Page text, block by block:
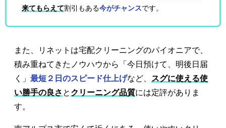
来てもらえて割引もある今がチャンスです。
また、リネットは宅配クリーニングのパイオニアで、
積み重ねてきたノウハウから「今日預けて、明後日届
く」 最短２日のスピード仕上げなど、
スグに使える使
い勝手の良さ と クリーニング品質には定評がありま
す。